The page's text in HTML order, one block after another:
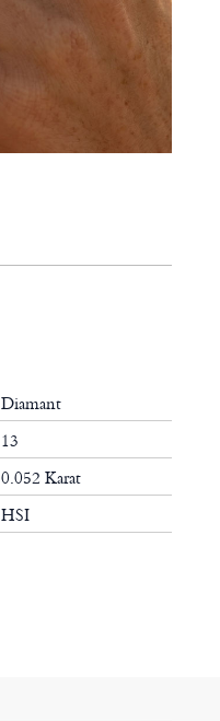
Diamant
13
0.052 Karat
HSI